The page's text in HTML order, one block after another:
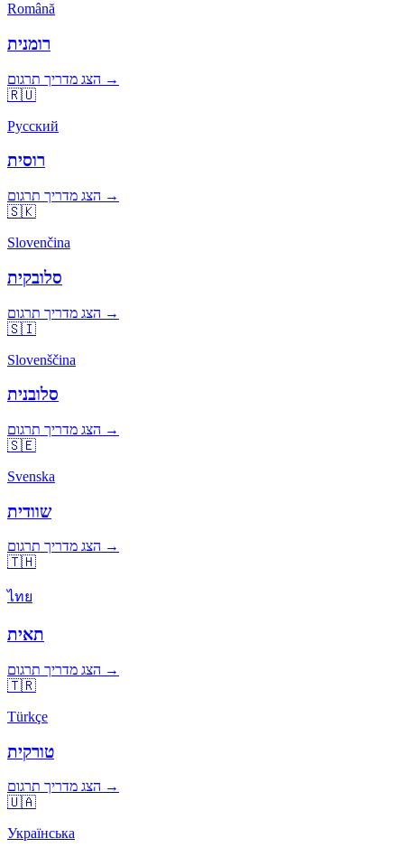
Română
רומנית
הצג מדריך תרגום →
🇷🇺
Русский
רוסית
הצג מדריך תרגום →
🇸🇰
Slovenčina
סלובקית
הצג מדריך תרגום →
🇸🇮
Slovenščina
סלובנית
הצג מדריך תרגום →
🇸🇪
Svenska
שוודית
הצג מדריך תרגום →
🇹🇭
ไทย
תאית
הצג מדריך תרגום →
🇹🇷
Türkçe
טורקית
הצג מדריך תרגום →
🇺🇦
Українська